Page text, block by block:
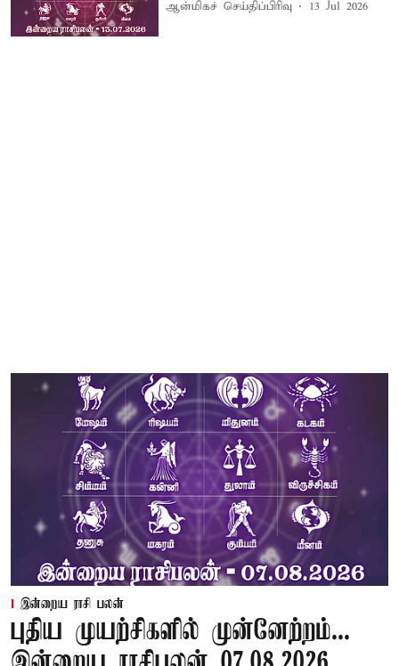
ஆன்மிகச் செய்திப்பிரிவு 13 Jul 2026
இன்றைய ராசி பலன்
புதிய முயற்சிகளில் முன்னேற்றம்...